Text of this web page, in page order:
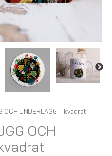
OCH UNDERLÄGG – kvadrat
OCH